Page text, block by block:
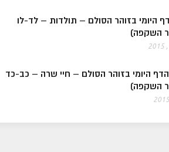
היומי בזוהר הסולם – תולדות – לד-לו
השקפה)
הדף היומי בזוהר הסולם – חיי שרה – כב-כד
השקפה)